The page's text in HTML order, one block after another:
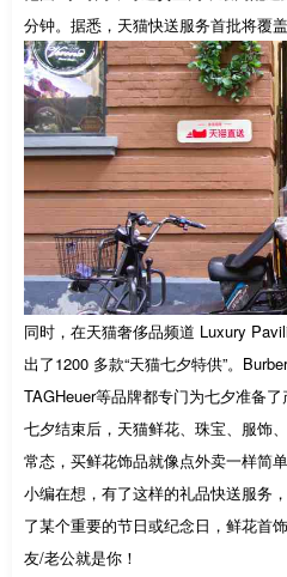
分钟。据悉，天猫快送服务首批将覆
同时，在天猫奢侈品频道 Luxury
出了1200 多款“天猫七夕特供”。
TAGHeuer等品牌都专门为七夕准备了
七夕结束后，天猫鲜花、珠宝、服饰
常态，买鲜花饰品就像点外卖一样简单
小编在想，有了这样的礼品快送服务
了某个重要的节日或纪念日，鲜花首
友/老公就是你！